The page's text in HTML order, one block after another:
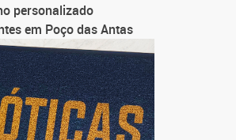
personalizado
em Poço das Antas